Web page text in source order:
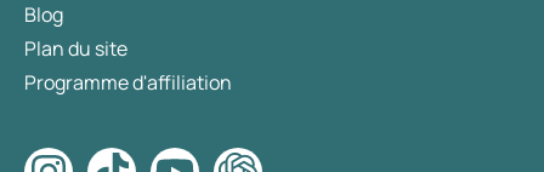
Blog
Plan du site
Programme d'affiliation